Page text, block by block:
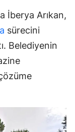
İberya Arıkan,
sürecini
Belediyenin